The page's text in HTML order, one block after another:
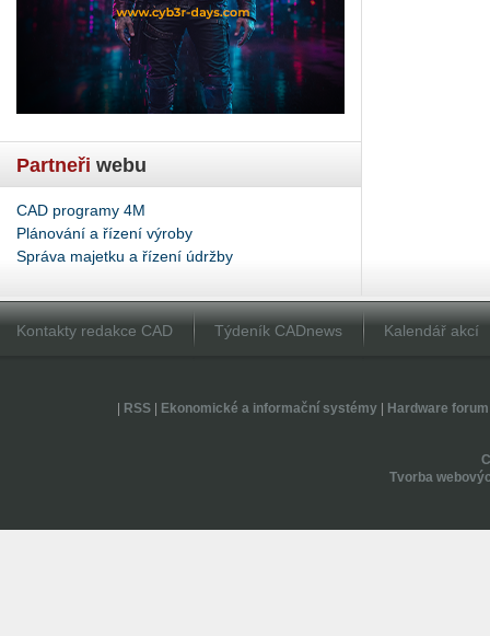
Partneři webu
CAD programy 4M
Plánování a řízení výroby
Správa majetku a řízení údržby
Kontakty redakce CAD Týdeník CADnews Kalendář akcí
RSS| Ekonomické a informační systémy| Hardware forum
Tvorba